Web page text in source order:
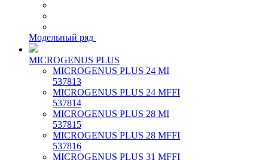
Модельный ряд
MICROGENUS PLUS
MICROGENUS PLUS 24 MI
537813
MICROGENUS PLUS 24 MFFI
537814
MICROGENUS PLUS 28 MI
537815
MICROGENUS PLUS 28 MFFI
537816
MICROGENUS PLUS 31 MFFI